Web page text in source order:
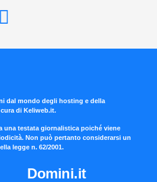
dal mondo degli hosting e della
di Keliweb.it.
una testata giornalistica poiché viene
Non può pertanto considerarsi un
legge n. 62/2001.
Domini.it